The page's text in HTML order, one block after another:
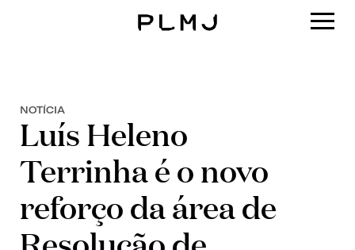
NOTÍCIA
Luís Heleno
Terrinha é o novo
reforço da área de